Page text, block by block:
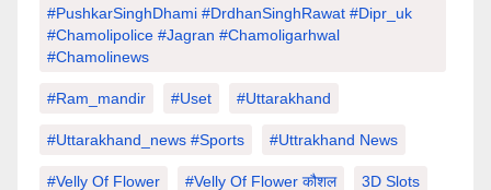
#PushkarSinghDhami #drdhanSinghRawat #dipr_uk
#chamolipolice #Jagran #chamoligarhwal
#chamolinews
#Ram_mandir #uset #uttarakhand
#Uttarakhand_news #sports #Uttrakhand News
#velly Of Flower #velly Of Flower कौशल 3D Slots